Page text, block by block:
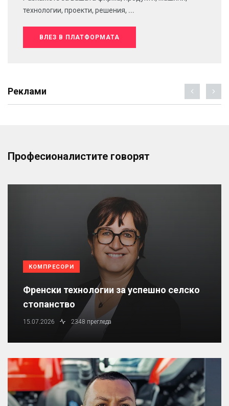
технологии, проекти, решения, ...
ВЛЕЗ В ПЛАТФОРМАТА
Реклами
Професионалистите говорят
КОМПРЕСОРИ
Френски технологии за успешно селско
стопанство
15.07.2026 2348 прегледа